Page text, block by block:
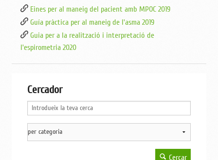
Eines per al maneig del pacient amb MPOC 2019
Guía pràctica per al maneig de l'asma 2019
Guia per a la realització i interpretació de
l'espirometria 2020
Cercador
Cercar